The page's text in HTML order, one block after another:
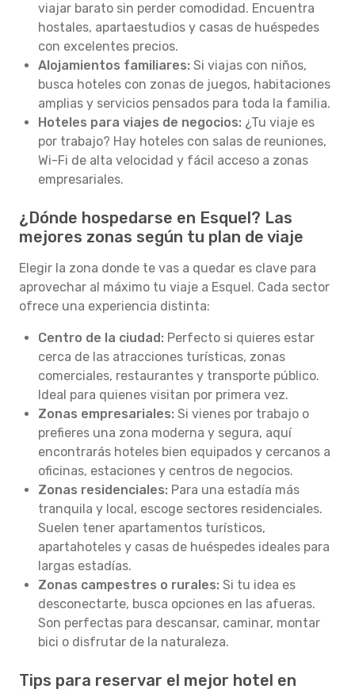
viajar barato sin perder comodidad. Encuentra
hostales, apartaestudios y casas de huéspedes
con excelentes precios.
Alojamientos familiares: Si viajas con niños,
busca hoteles con zonas de juegos, habitaciones
amplias y servicios pensados para toda la familia.
Hoteles para viajes de negocios: ¿Tu viaje es
por trabajo? Hay hoteles con salas de reuniones,
Wi-Fi de alta velocidad y fácil acceso a zonas
empresariales.
¿Dónde hospedarse en Esquel? Las
mejores zonas según tu plan de viaje
Elegir la zona donde te vas a quedar es clave para
aprovechar al máximo tu viaje a Esquel. Cada sector
ofrece una experiencia distinta:
Centro de la ciudad: Perfecto si quieres estar
cerca de las atracciones turísticas, zonas
comerciales, restaurantes y transporte público.
Ideal para quienes visitan por primera vez.
Zonas empresariales: Si vienes por trabajo o
prefieres una zona moderna y segura, aquí
encontrarás hoteles bien equipados y cercanos a
oficinas, estaciones y centros de negocios.
Zonas residenciales: Para una estadía más
tranquila y local, escoge sectores residenciales.
Suelen tener apartamentos turísticos,
apartahoteles y casas de huéspedes ideales para
largas estadías.
Zonas campestres o rurales: Si tu idea es
desconectarte, busca opciones en las afueras.
Son perfectas para descansar, caminar, montar
bici o disfrutar de la naturaleza.
Tips para reservar el mejor hotel en